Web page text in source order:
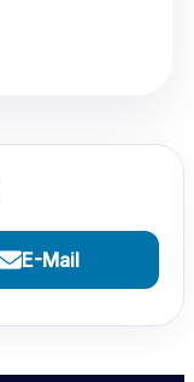
E-Mail